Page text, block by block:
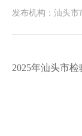
发布机构： 汕头市
2025年汕头市